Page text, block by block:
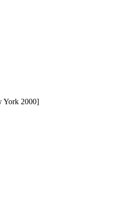
York 2000]